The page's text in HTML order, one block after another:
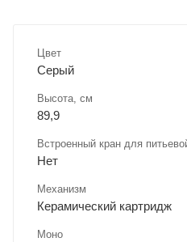
Цвет
Серый
Высота, см
89,9
Встроенный кран для
Нет
Механизм
Керамический картридж
Моно